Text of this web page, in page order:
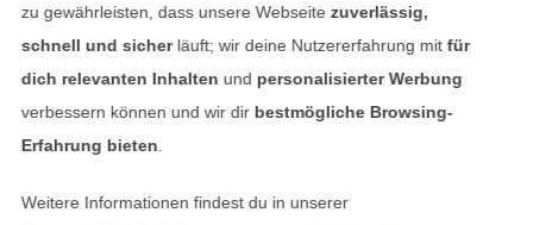
Finde mehr Inspiration
zu gewährleisten, dass unsere Webseite zuverlässig,
schnell und sicherläuft; wir deine Nutzererfahrung mitfür
dich relevanten Inhalten und personalisierter Werbung
verbessern können und wir dir bestmögliche Browsing-
Erfahrung bieten
Weitere Informationen findest du in unserer